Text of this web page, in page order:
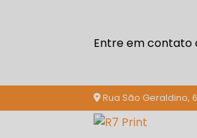
Entre em contato
Rua São Geraldino,